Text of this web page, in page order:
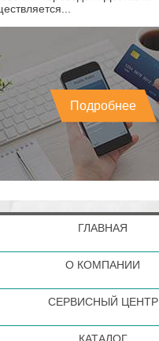
Подробнее
ГЛАВНАЯ
О КОМПАНИИ
СЕРВИСНЫЙ ЦЕНТР